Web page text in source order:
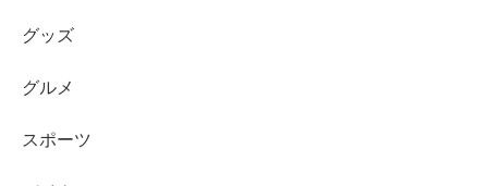
グッズ
グルメ
スポーツ